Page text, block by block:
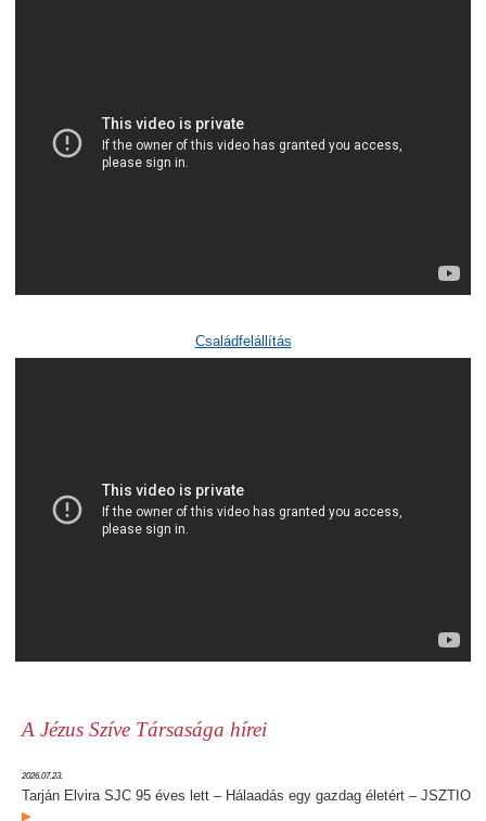
Családfelállítás
A Jézus Szíve Társasága hírei
2026.07.23.
Tarján Elvira SJC 95 éves lett – Hálaadás egy gazdag életért – JSZTIO